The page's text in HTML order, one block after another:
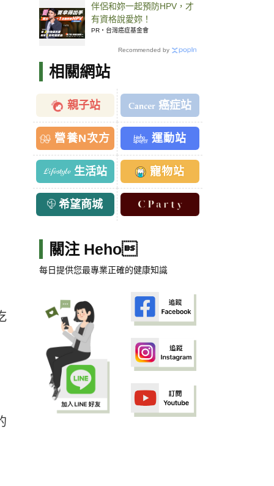
伴侶和妳一起預防HPV，才
有資格說愛妳！
PR・台灣癌症基金會
Recommended by
相關網站
親子站 癌症站
營養N次方 運動站
生活站 寵物站
希望商城
關注 Heho
每日提供您最專業正確的健康知識